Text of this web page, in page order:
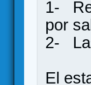
1-
por
2-
El